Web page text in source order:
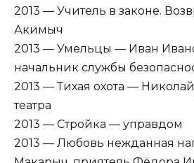
2013 — Учитель в законе.
Акимыч
2013 — Умельцы — Иван
начальник службы
2013 — Тихая охота —
театра
2013 — Стройка — управдом
2013 — Любовь нежданная